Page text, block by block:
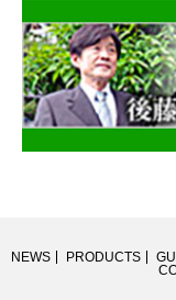
NEWS PRODUCTS